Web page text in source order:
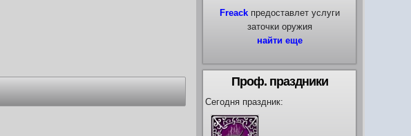
Freackпредоставлет услуги
заточки оружия
найти еще
Проф. праздники
Сегодня праздник: